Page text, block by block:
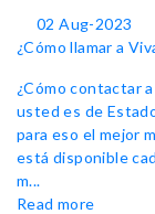
02 Aug-2023
¿Cómo llamar a
¿Cómo contactar
usted es de
para eso el mejor
está disponible
m...
Read more